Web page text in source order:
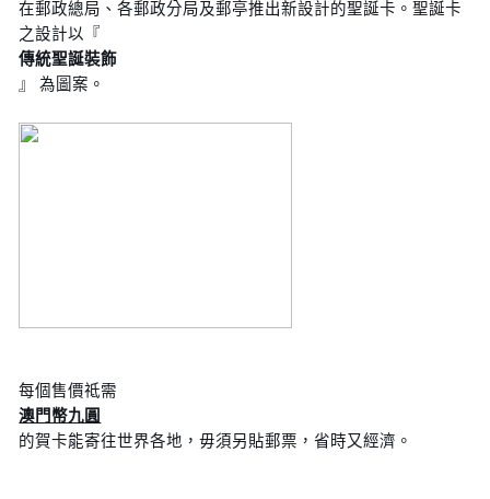
在郵政總局、各郵政分局及郵亭推出新設計的聖誕卡。聖誕卡
之設計以『
傳統聖誕裝飾
』 為圖案。
每個售價祗需
澳門幣九圓
的賀卡能寄往世界各地，毋須另貼郵票，省時又經濟。